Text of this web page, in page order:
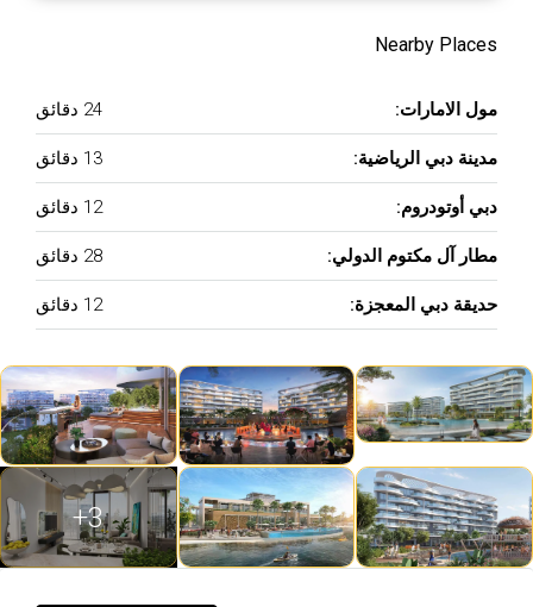
Nearby Places
مول الامارات: 24 دقائق
مدينة دبي الرياضية: 13 دقائق
دبي أوتودروم: 12 دقائق
مطار آل مكتوم الدولي: 28 دقائق
حديقة دبي المعجزة: 12 دقائق
3+